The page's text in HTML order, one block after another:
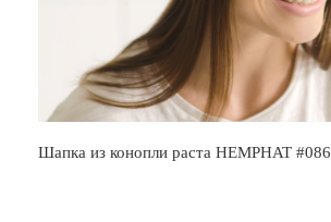
Шапка из конопли раста HEMPHAT #086